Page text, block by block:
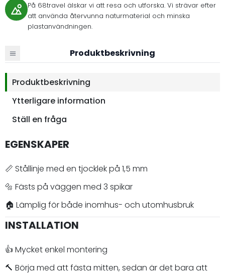
På 68travel älskar vi att resa och utforska. Vi strävar efter
att använda återvunna naturmaterial och minska
plastanvändningen.
Produktbeskrivning
Produktbeskrivning
Ytterligare information
Ställ en fråga
EGENSKAPER
📏 Stållinje med en tjocklek på 1,5 mm
🔩 Fästs på väggen med 3 spikar
🏠 Lämplig för både inomhus- och utomhusbruk
INSTALLATION
👍 Mycket enkel montering
🔨 Börja med att fästa mitten, sedan är det bara att